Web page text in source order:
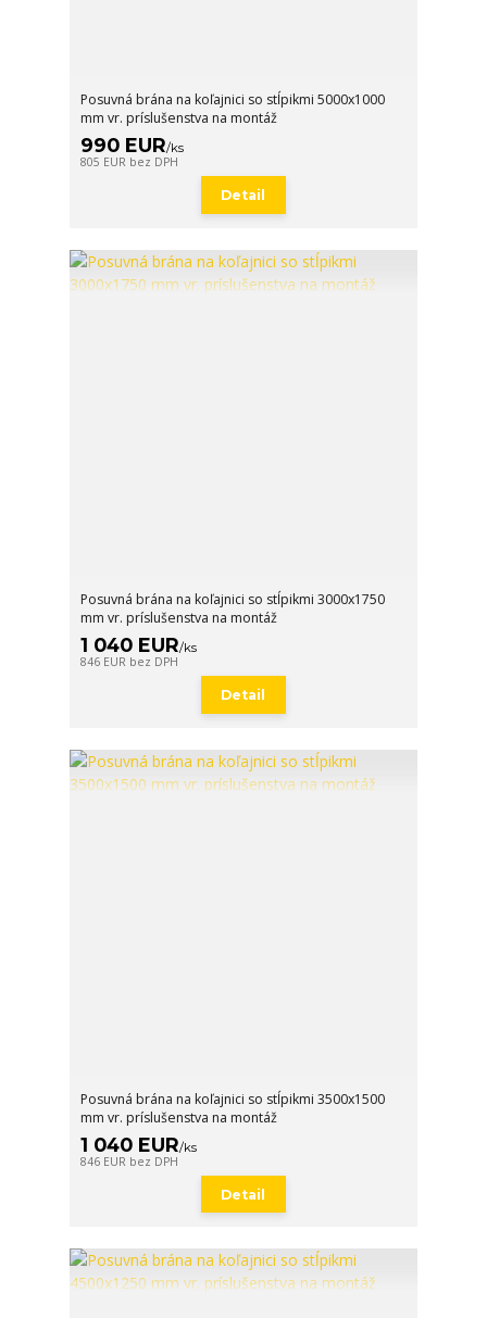
Posuvná brána na koľajnici so stĺpikmi 5000x1000
mm vr. príslušenstva na montáž
990 EUR/ks
805 EUR bez DPH
Detail
Posuvná brána na koľajnici so stĺpikmi 3000x1750
mm vr. príslušenstva na montáž
1 040 EUR/ks
846 EUR bez DPH
Detail
Posuvná brána na koľajnici so stĺpikmi 3500x1500
mm vr. príslušenstva na montáž
1 040 EUR/ks
846 EUR bez DPH
Detail